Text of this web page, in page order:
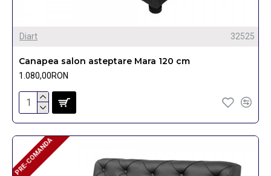
Diart 32525
Canapea salon asteptare Mara 120 cm
1.080,00RON
PRE-COMANDA
PRE-COMANDA